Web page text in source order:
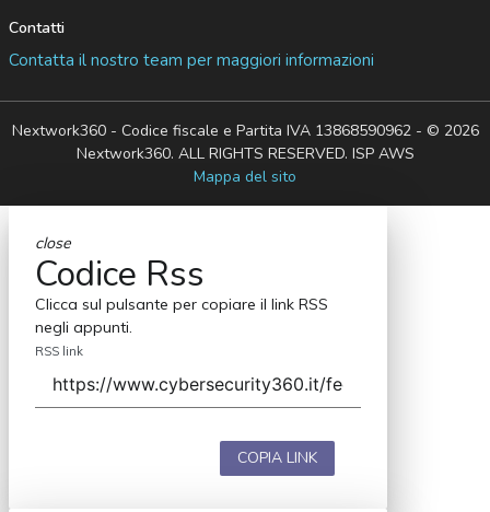
Contatti
Contatta il nostro team per maggiori informazioni
Nextwork360 - Codice fiscale e Partita IVA 13868590962 - © 2026
Nextwork360. ALL RIGHTS RESERVED. ISP AWS
Mappa del sito
close
Codice Rss
Clicca sul pulsante per copiare il link RSS
negli appunti.
RSS link
COPIA LINK